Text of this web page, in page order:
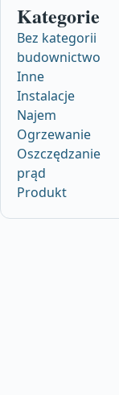
Kategorie
Bez kategorii
budownictwo
Inne
Instalacje
Najem
Ogrzewanie
Oszczędzanie
prąd
Produkt